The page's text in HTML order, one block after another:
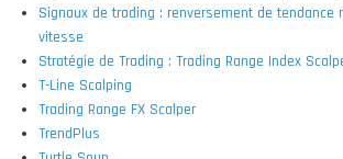
Signaux de trading : renversement de tendance
vitesse
Stratégie de Trading : Trading Range Index
T-Line Scalping
Trading Range FX Scalper
TrendPlus